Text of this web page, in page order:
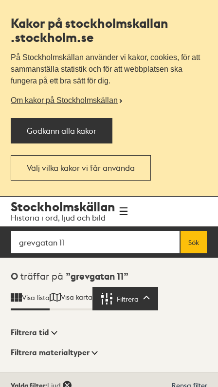
Kakor på stockholmskallan
.stockholm.se
På Stockholmskällan använder vi kakor, cookies, för att
sammanställa statistik och för att webbplatsen ska
fungera på ett bra sätt för dig.
Om kakor på Stockholmskällan
Godkänn alla kakor
Välj vilka kakor vi får använda
navigationen
huvudinnehållet
Stockholmskällan
Historia i ord, ljud och bild
Sök
Sök
Sökresultat
0 träffar på grevgatan 11
Visa lista Visa karta Filtrera
Visningsläge
Filtrera tid
Filtrera materialtyper
Ljud Rensa filter